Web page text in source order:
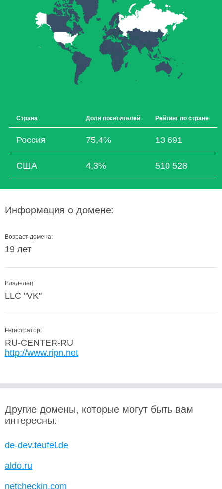
Страна Доля посетителей Рейтинг по стране
Россия 75,4% 13 691
США 4,3% 510 528
Информация о домене:
Возраст домена:
19 лет
Владелец:
LLC "VK"
Регистратор:
RU-CENTER-RU
http://www.ripn.net
Другие домены, которые могут быть вам
интересны:
de-dev.teufel.de
aldo.ru
netcheckin.com